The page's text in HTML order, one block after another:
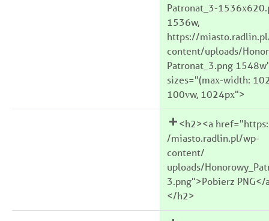
Patronat_3-
1536w,
https://
content/uploads/
Patronat_3.png
sizes="(max-width:
100vw, 1024px">
<h2><a
/miasto.radlin.pl/wp-
content/
uploads/
3.png">Pobierz PNG</
</h2>